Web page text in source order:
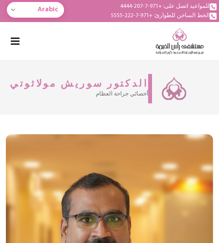
للمواعيد اتصل على: +971-7-207-4444
الخط الساخن للطوارئ: +971-7-222-5555
Arabic
الدكتور سوريش مولاثوتي
أخصائي جراحة العظام